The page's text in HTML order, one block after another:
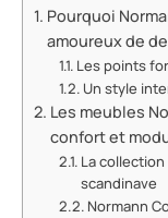
Pourquoi
amoureux de
Les points
Un style
Les meubles
confort et
La collection
scandinave
Normann